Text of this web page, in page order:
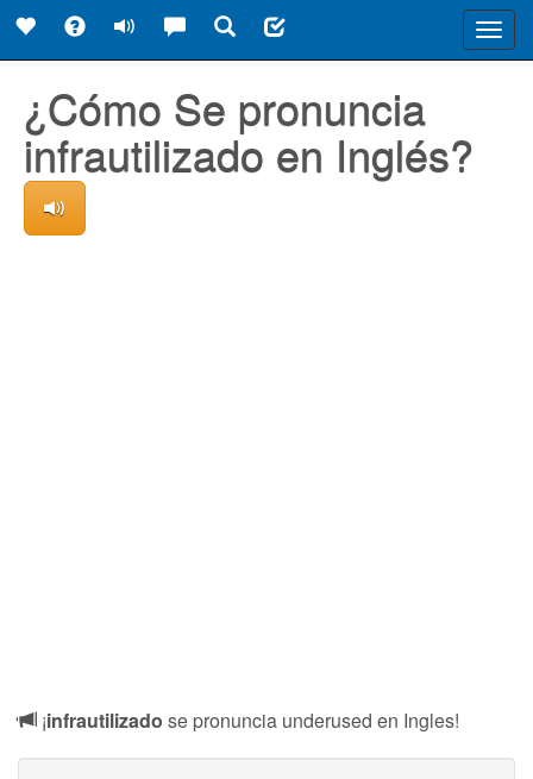
¿Cómo Se pronuncia
infrautilizado en Inglés?
¡infrautilizado se pronuncia underused en Ingles!